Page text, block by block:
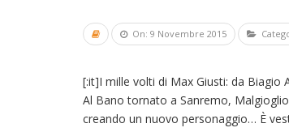
On: 9 Novembre 2015
[:it]I mille volti di Max Giusti: da Biagio
Al Bano tornato a Sanremo,
creando un nuovo personaggio… È